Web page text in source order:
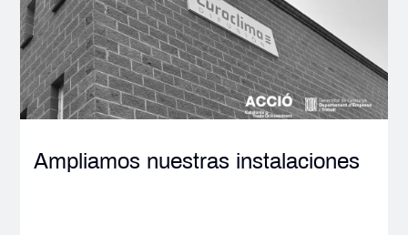
Ampliamos nuestras instalaciones